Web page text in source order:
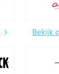
Bekijk